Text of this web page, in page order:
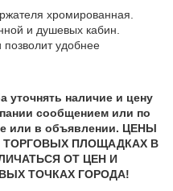
хромированная.
и душевых кабин.
удобнее
наличие и цену
сообщением или по
или в объявлении. ЦЕНЫ
ТОРГОВЫХ ПЛОЩАДКАХ В
ОТ ЦЕН И
ТОЧКАХ ГОРОДА!